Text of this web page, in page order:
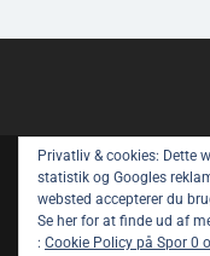
Spor 1 Nyt
Privatliv & cookies: Dette
statistik og Googles
websted accepterer du
Se her for at finde ud af
: Cookie Policy på Spor 0